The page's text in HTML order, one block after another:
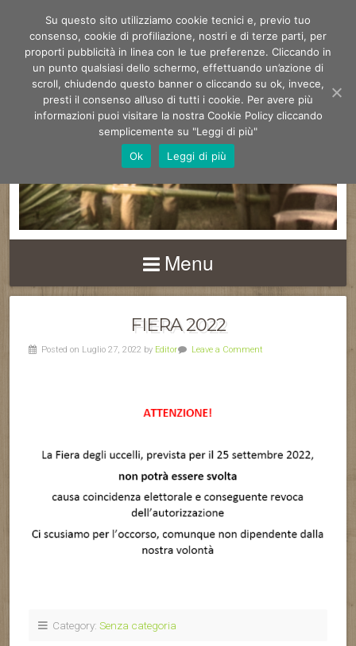
FIERA DEGLI
UCCELLI DI
MONTOPOLI V/A
Menu
FIERA 2022
Posted on Luglio 27, 2022 by Editor Leave a Comment
Category: Senza categoria
Su questo sito utilizziamo cookie tecnici e, previo tuo
consenso, cookie di profiliazione, nostri e di terze parti, per
proporti pubblicità in linea con le tue preferenze. Cliccando in
un punto qualsiasi dello schermo, effettuando un’azione di
scroll, chiudendo questo banner o cliccando su ok, invece,
presti il consenso all’uso di tutti i cookie. Per avere più
informazioni puoi visitare la nostra Cookie Policy cliccando
semplicemente su "Leggi di più"
Ok
Leggi di più